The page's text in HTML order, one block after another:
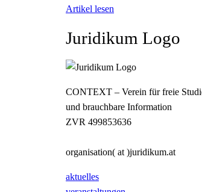
Artikel lesen
Juridikum Logo
CONTEXT – Verein für freie
und brauchbare Information
ZVR 499853636
organisation( at )juridikum.at
aktuelles